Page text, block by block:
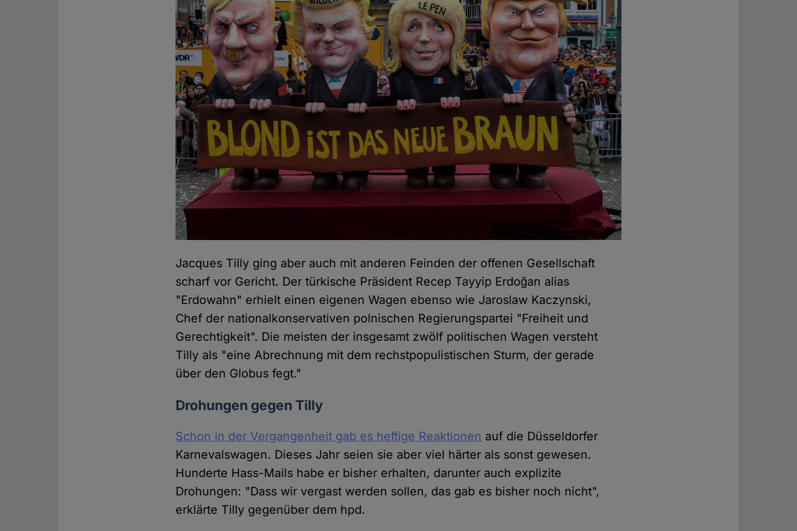
Jacques Tilly ging aber auch mit anderen Feinden der offenen Gesellschaft
scharf vor Gericht. Der türkische Präsident Recep Tayyip Erdoğan alias
"Erdowahn" erhielt einen eigenen Wagen ebenso wie Jaroslaw Kaczynski,
Chef der nationalkonservativen polnischen Regierungspartei "Freiheit und
Gerechtigkeit". Die meisten der insgesamt zwölf politischen Wagen versteht
Tilly als "eine Abrechnung mit dem rechstpopulistischen Sturm, der gerade
über den Globus fegt."
Drohungen gegen Tilly
Schon in der Vergangenheit gab es heftige Reaktionen auf die Düsseldorfer
Karnevalswagen. Dieses Jahr seien sie aber viel härter als sonst gewesen.
Hunderte Hass-Mails habe er bisher erhalten, darunter auch explizite
Drohungen: "Dass wir vergast werden sollen, das gab es bisher noch nicht",
erklärte Tilly gegenüber dem hpd.